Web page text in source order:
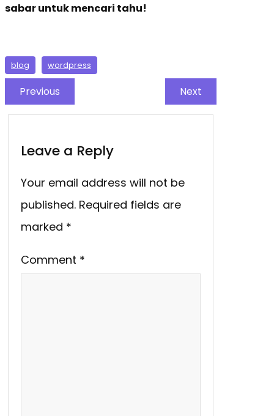
sabar untuk mencari tahu!
blog wordpress
Previous Next
Leave a Reply
Your email address will not be
published. Required fields are
marked *
Comment *